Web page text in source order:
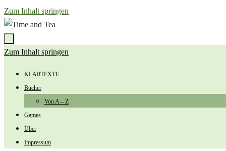
Zum Inhalt springen
Zum Inhalt springen
KLARTEXTE
Bücher
Von A – Z
Games
Über
Impressum